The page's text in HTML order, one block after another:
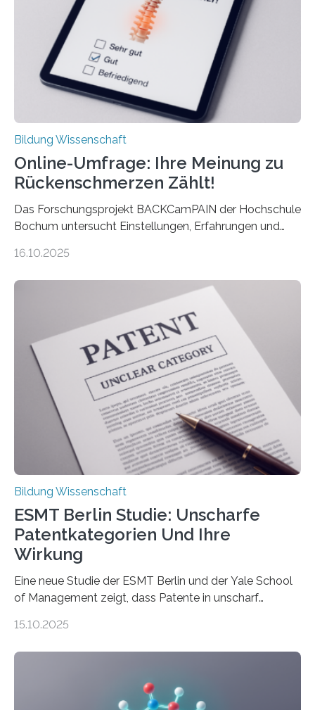
mit der Universität Tilburg. „Werden Frauen unter 30
Jahren erstmals…
Bildung Wissenschaft
Online-Umfrage: Ihre Meinung zu
Rückenschmerzen Zählt!
Das Forschungsprojekt BACKCamPAIN der Hochschule
Bochum untersucht Einstellungen, Erfahrungen und
gehören zu den häufigsten gesundheitlichen
Rückenschmerzen denken und welche Erfahrungen sie
damit gemacht haben, kann entscheidend
beeinflussen, wie Schmerzen verlaufen und welche
Therapien wirken. Diese individuellen Überzeugungen
stehen im Mittelpunkt einer aktuellen Studie der
Hochschule Bochum. Im Rahmen des
Promotionsprojekts „BACKCamPAIN“ führt die
Doktorandin Deborah Jost (Hochschule Bochum,
Promotionskolleg NRW) derzeit eine Online-Umfrage
durch. Ziel ist es, herauszufinden,…
16.10.2025
Bildung Wissenschaft
ESMT Berlin Studie: Unscharfe
Patentkategorien Und Ihre
Wirkung
Eine neue Studie der ESMT Berlin und der Yale School
of Management zeigt, dass Patente in unscharf
häufiger zu bahnbrechenden Innovationen führen und
Erfindungen entstehen besonders dann, wenn
Wissenskategorien verschwimmen. Das zeigt neue
15.10.2025